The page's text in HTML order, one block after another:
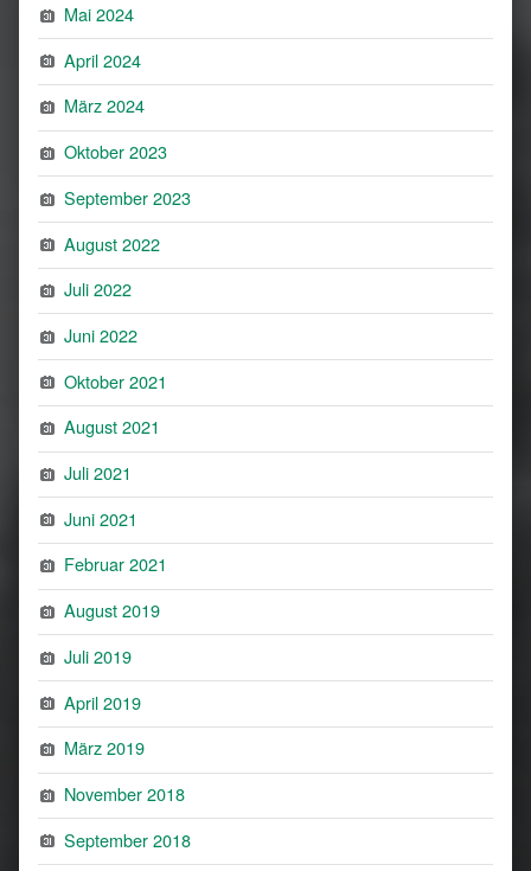
Mai 2024
April 2024
März 2024
Oktober 2023
September 2023
August 2022
Juli 2022
Juni 2022
Oktober 2021
August 2021
Juli 2021
Juni 2021
Februar 2021
August 2019
Juli 2019
April 2019
März 2019
November 2018
September 2018